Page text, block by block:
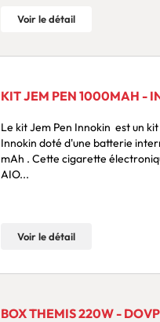
Voir le détail
KIT JEM PEN 1000MAH -
Le kit Jem Pen Innokin ​​est un kit débutant de
Innokin doté d'une batterie interne
mAh . Cette cigarette électronique de type
AIO...
Voir le détail
BOX THEMIS 220W -